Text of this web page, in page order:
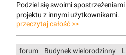
Podziel się swoimi
projektu z innymi użytkownikami.
przeczytaj całość >>
forum Budynek wielorodzinny